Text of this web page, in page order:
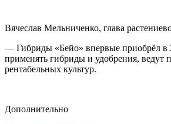
Вячеслав Мельниченко, глава
— Гибриды «Бейо» впервые приобрёл в
применять гибриды и удобрения, ведут
рентабельных культур.
Дополнительно